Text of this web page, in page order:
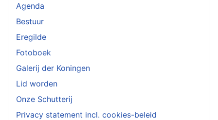
Agenda
Bestuur
Eregilde
Fotoboek
Galerij der Koningen
Lid worden
Onze Schutterij
Privacy statement incl. cookies-beleid